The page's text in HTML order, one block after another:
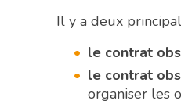
Il y a deux
le contrat
le contrat
organiser les